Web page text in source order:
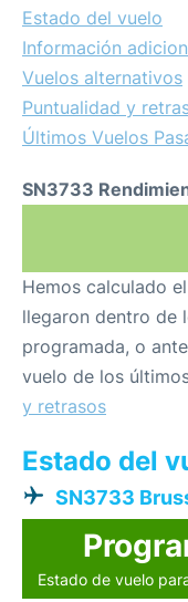
Estado del vuelo
Información
Vuelos alternativos
Puntualidad y
Últimos Vuelos
SN3733
Hemos calculado
llegaron dentro de
programada, o
vuelo de los
y retrasos
Estado del
SN3733
Estado de vuelo